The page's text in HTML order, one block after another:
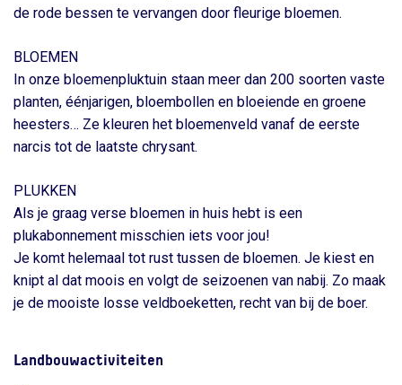
de rode bessen te vervangen door fleurige bloemen.
BLOEMEN
In onze bloemenpluktuin staan meer dan 200 soorten vaste
planten, éénjarigen, bloembollen en bloeiende en groene
heesters… Ze kleuren het bloemenveld vanaf de eerste
narcis tot de laatste chrysant.
PLUKKEN
Als je graag verse bloemen in huis hebt is een
plukabonnement misschien iets voor jou!
Je komt helemaal tot rust tussen de bloemen. Je kiest en
knipt al dat moois en volgt de seizoenen van nabij. Zo maak
je de mooiste losse veldboeketten, recht van bij de boer.
Landbouwactiviteiten